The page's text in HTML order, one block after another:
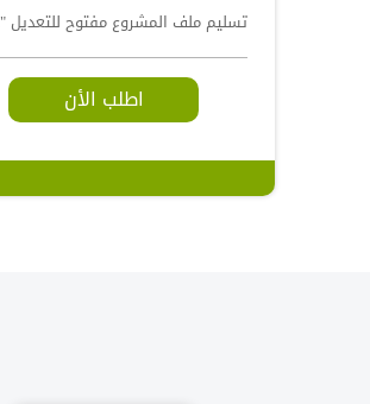
تسليم ملف المشروع مفتوح للتعديل "Word"
اطلب الأن